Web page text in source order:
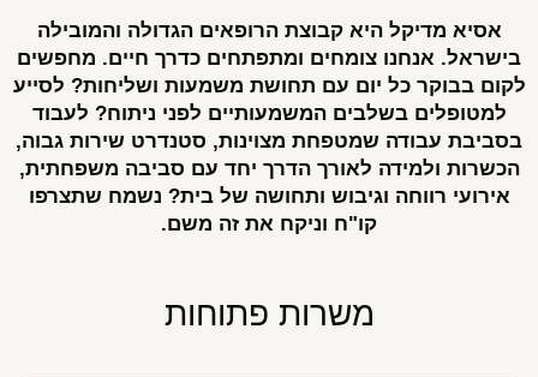
אסיא מדיקל היא קבוצת הרופאים הגדולה והמובילה
בישראל. אנחנו צומחים ומתפתחים כדרך חיים. מחפשים
לקום בבוקר כל יום עם תחושת משמעות ושליחות? לסייע
למטופלים בשלבים המשמעותיים לפני ניתוח? לעבוד
בסביבת עבודה שמטפחת מצוינות, סטנדרט שירות גבוה,
הכשרות ולמידה לאורך הדרך יחד עם סביבה משפחתית,
אירועי רווחה וגיבוש ותחושה של בית? נשמח שתצרפו
קו"ח וניקח את זה משם.
משרות פתוחות